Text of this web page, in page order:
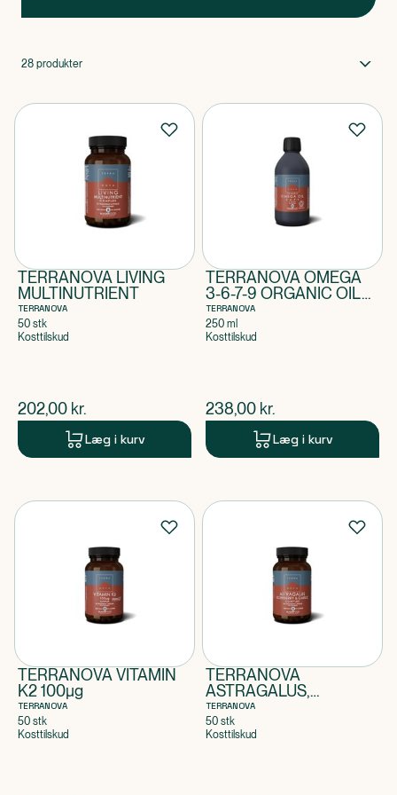
kosttilskudene velegnede til vegetarer og veganere.
28 produkter
TERRANOVA LIVING
MULTINUTRIENT
TERRANOVA
50 stk
Kosttilskud
$nuværende pris
202,00 kr.
Læg i kurv
TERRANOVA OMEGA
3-6-7-9 ORGANIC OIL
BLEND
TERRANOVA
250 ml
Kosttilskud
$nuværende pris
238,00 kr.
Læg i kurv
TERRANOVA VITAMIN
K2 100µg
TERRANOVA
50 stk
Kosttilskud
TERRANOVA
ASTRAGALUS,
HYLDEBÆR, HVIDLØG
TERRANOVA
50 stk
Kosttilskud